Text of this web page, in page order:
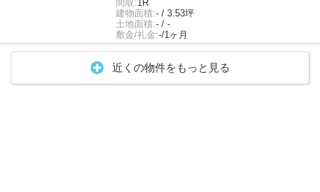
間取:1R
建物面積:- / 3.53坪
土地面積:- / -
敷金/礼金:-/1ヶ月
近くの物件をもっと見る